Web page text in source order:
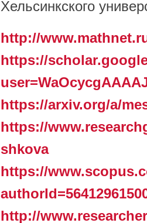
Хельсинкского
http://
https://
https://arxiv.org/a/
https://
shkova
https://
http://